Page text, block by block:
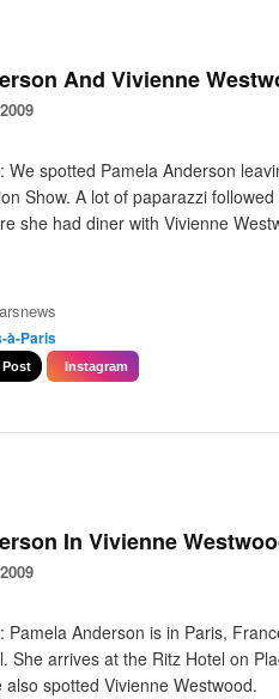
And Vivienne
We spotted Pamela Anderson
Show. A lot of paparazzi
she had diner with Vivienne
à-Paris
Instagram
In Vivienne
Pamela Anderson is in Paris,
She arrives at the Ritz Hotel on
also spotted Vivienne Westwood.